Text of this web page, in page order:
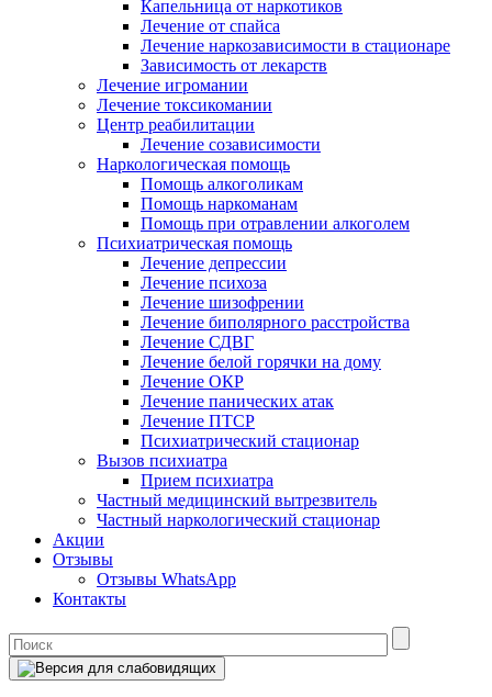
Капельница от наркотиков
Лечение от спайса
Лечение наркозависимости в стационаре
Зависимость от лекарств
Лечение игромании
Лечение токсикомании
Центр реабилитации
Лечение созависимости
Наркологическая помощь
Помощь алкоголикам
Помощь наркоманам
Помощь при отравлении алкоголем
Психиатрическая помощь
Лечение депрессии
Лечение психоза
Лечение шизофрении
Лечение биполярного расстройства
Лечение СДВГ
Лечение белой горячки на дому
Лечение ОКР
Лечение панических атак
Лечение ПТСР
Психиатрический стационар
Вызов психиатра
Прием психиатра
Частный медицинский вытрезвитель
Частный наркологический стационар
Акции
Отзывы
Отзывы WhatsApp
Контакты